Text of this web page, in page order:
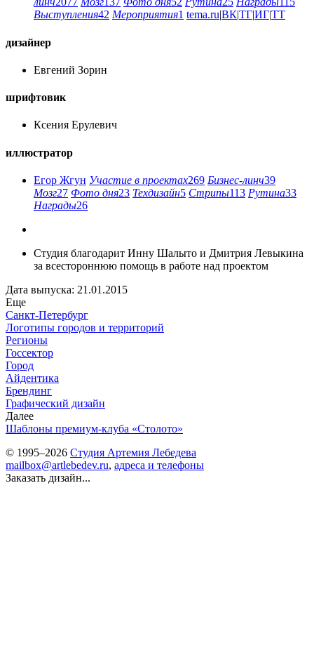
Выступления42 Мероприятия1 tema.ru|ВК|ТГ|ИГ|ТТ
дизайнер
Евгений Зорин
шрифтовик
Ксения Ерулевич
иллюстратор
Егор Жгун Участие в проектах269 Бизнес-линч39
Мозг27 Фото дня23 Техдизайн5 Стрипы113 Рутина33
Награды26
Студия благодарит Инну Шалыто и Дмитрия Левыкина
за всестороннюю помощь в работе над проектом
Дата выпуска: 21.01.2015
Еще
Санкт-Петербург
Логотипы городов и территорий
Регионы
Госсектор
Город
Айдентика
Брендинг
Графический дизайн
Далее
Шаблоны премиум-клуба «Столото»
© 1995–2026 Студия Артемия Лебедева
mailbox@artlebedev.ru, адреса и телефоны
Заказать дизайн...